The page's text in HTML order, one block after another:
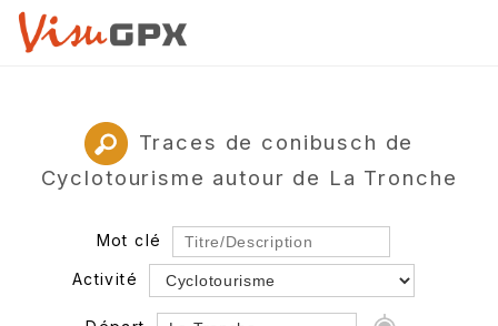
Traces de conibusch de
Cyclotourisme autour de La Tronche
Mot clé
Activité